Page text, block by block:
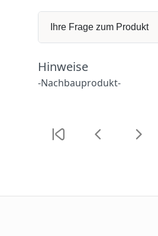
Ihre Frage zum Produkt
Hinweise
-Nachbauprodukt-